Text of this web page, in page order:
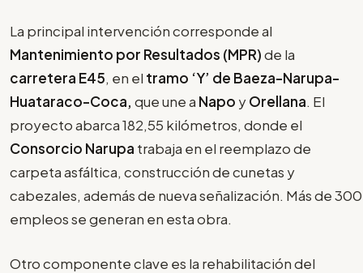
La principal intervención corresponde al
Mantenimiento por Resultados (MPR)de la
carretera E45, en el tramo ‘Y’ de Baeza-Narupa-
Huataraco-Coca, que une a Napo yOrellana. El
proyecto abarca 182,55 kilómetros, donde el
Consorcio Narupa trabaja en el reemplazo de
carpeta asfáltica, construcción de cunetas y
cabezales, además de nueva señalización. Más de 300
empleos se generan en esta obra.
Otro componente clave es la rehabilitación del